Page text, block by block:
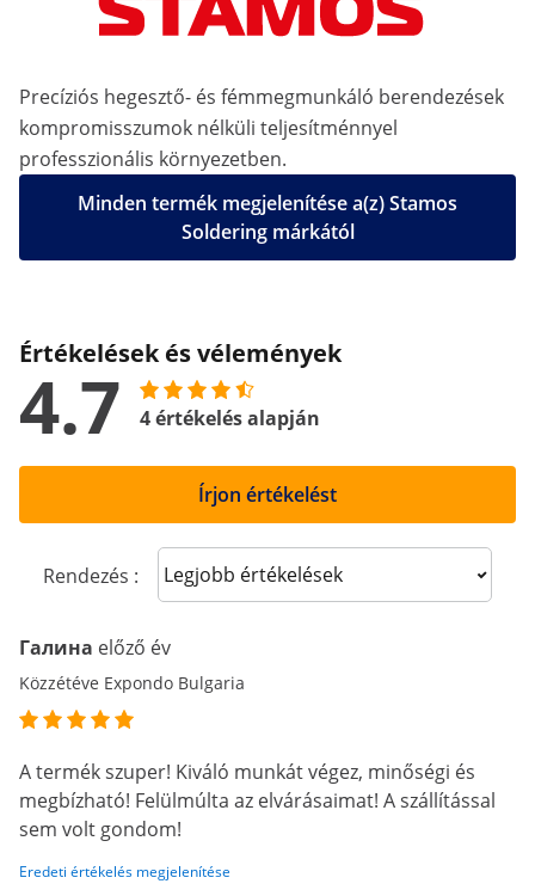
Precíziós hegesztő- és fémmegmunkáló berendezések
kompromisszumok nélküli teljesítménnyel
professzionális környezetben.
Minden termék megjelenítése a(z) Stamos
Soldering márkától
Értékelések és vélemények
4.7 4 értékelés alapján
Írjon értékelést
Rendezés : Sort reviews
Галина előző év
Közzétéve Expondo Bulgaria
A termék szuper! Kiváló munkát végez, minőségi és
megbízható! Felülmúlta az elvárásaimat! A szállítással
sem volt gondom!
Eredeti értékelés megjelenítése